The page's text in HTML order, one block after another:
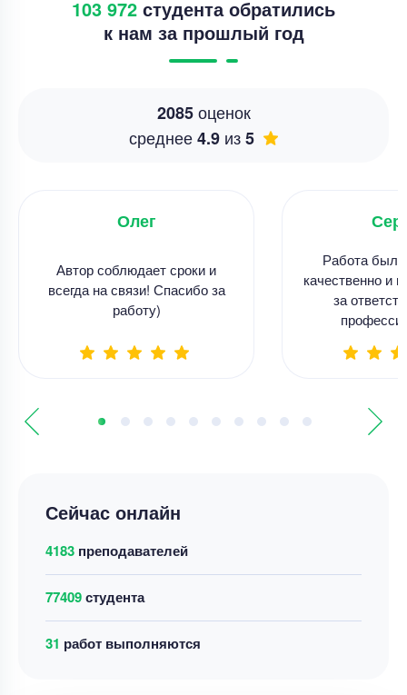
Сейчас онлайн
4183 преподавателей
77409студента
31 работ выполняются
103 972 студента обратились
к нам за прошлый год
2085оценок
среднее4.9 из5
Олег
Автор соблюдает сроки и
всегда на связи! Спасибо за
работу)
Работа
качественно и
за